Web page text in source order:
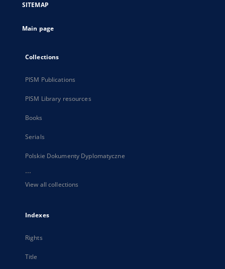
new
SITEMAP
Main page
Collections
PISM Publications
PISM Library resources
Books
Serials
Polskie Dokumenty Dyplomatyczne
...
View all collections
Indexes
Rights
Title